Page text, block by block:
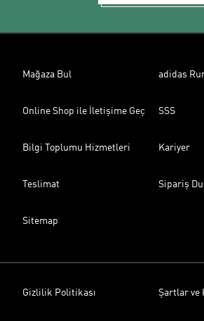
Mağaza Bul adidas
Online Shop ile İletişime Geç SSS
Bilgi Toplumu Hizmetleri Kariyer
Teslimat Sipariş
Sitemap
Gizlilik Politikası Şartlar ve